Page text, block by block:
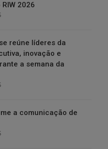
2026
reúne líderes da
inovação e
a semana da
a comunicação de